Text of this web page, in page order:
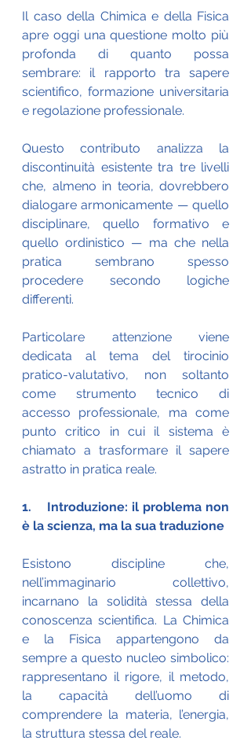
Il caso della Chimica e della Fisica
apre oggi una questione molto più
profonda di quanto possa
sembrare: il rapporto tra sapere
scientifico, formazione universitaria
e regolazione professionale.
Questo contributo analizza la
discontinuità esistente tra tre livelli
che, almeno in teoria, dovrebbero
dialogare armonicamente — quello
disciplinare, quello formativo e
quello ordinistico — ma che nella
pratica sembrano spesso
procedere secondo logiche
differenti.
Particolare attenzione viene
dedicata al tema del tirocinio
pratico-valutativo, non soltanto
come strumento tecnico di
accesso professionale, ma come
punto critico in cui il sistema è
chiamato a trasformare il sapere
astratto in pratica reale.
1.    Introduzione: il problema non
è la scienza, ma la sua traduzione
Esistono discipline che,
nell’immaginario collettivo,
incarnano la solidità stessa della
conoscenza scientifica. La Chimica
e la Fisica appartengono da
sempre a questo nucleo simbolico:
rappresentano il rigore, il metodo,
la capacità dell’uomo di
comprendere la materia, l’energia,
la struttura stessa del reale.